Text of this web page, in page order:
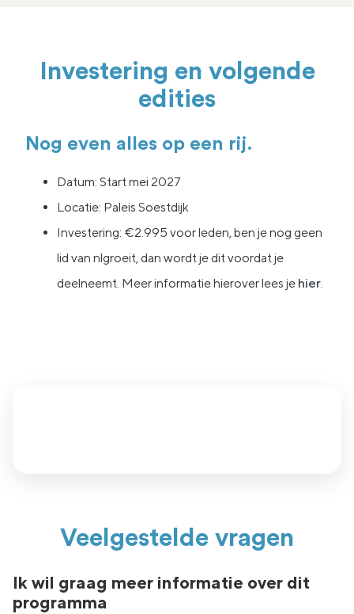
Investering en volgende
edities
Nog even alles op een rij.
Datum: Start mei 2027
Locatie: Paleis Soestdijk
Investering: €2.995 voor leden, ben je nog geen
lid van nlgroeit, dan wordt je dit voordat je
deelneemt. Meer informatie hierover lees je hier.
Veelgestelde vragen
Ik wil graag meer informatie over dit
programma